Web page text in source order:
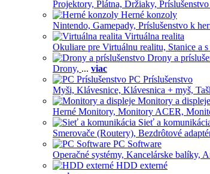
Projektory, Plátna, Držiaky,
Herné konzoly
Nintendo, Gamepady, Príslušenstvo k
Virtuálna realita
Okuliare pre Virtuálnu realitu, Stanice a s
Drony a
Drony, ... viac
PC Príslušenstvo
Myši, Klávesnice, Klávesnica + myš,
Monitory a displeje
Herné Monitory, Monitory ACER,
Sieť a
Smerovače (Routery), Bezdrôtové
PC Software
Operačné systémy, Kancelárske balíky,
HDD externé